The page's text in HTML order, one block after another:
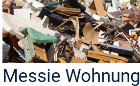
Messie Wohnung